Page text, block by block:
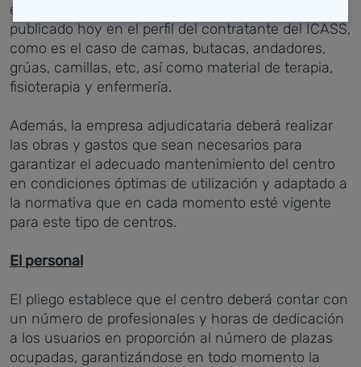
expresamente en el pliego de condiciones
publicado hoy en el perfil del contratante del ICASS,
como es el caso de camas, butacas, andadores,
grúas, camillas, etc, así como material de terapia,
fisioterapia y enfermería.
Además, la empresa adjudicataria deberá realizar
las obras y gastos que sean necesarios para
garantizar el adecuado mantenimiento del centro
en condiciones óptimas de utilización y adaptado a
la normativa que en cada momento esté vigente
para este tipo de centros.
El personal
El pliego establece que el centro deberá contar con
un número de profesionales y horas de dedicación
a los usuarios en proporción al número de plazas
ocupadas, garantizándose en todo momento la